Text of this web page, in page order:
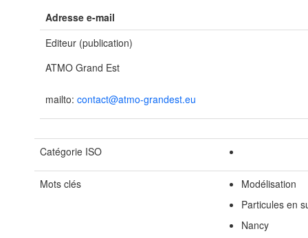
Adresse e-mail
Editeur (publication)
ATMO Grand Est
mailto: contact@atmo-grandest.eu
Catégorie ISO
Mots clés
Modélisation
Particules en
Nancy